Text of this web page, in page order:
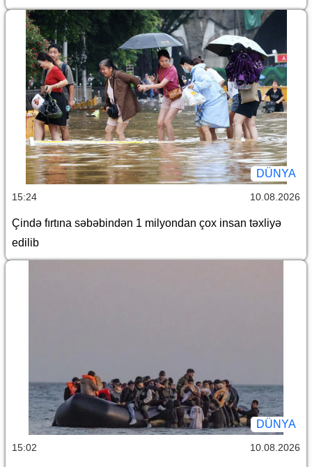
DÜNYA
15:24 10.08.2026
Çində fırtına səbəbindən 1 milyondan çox insan təxliyə
edilib
DÜNYA
15:02 10.08.2026